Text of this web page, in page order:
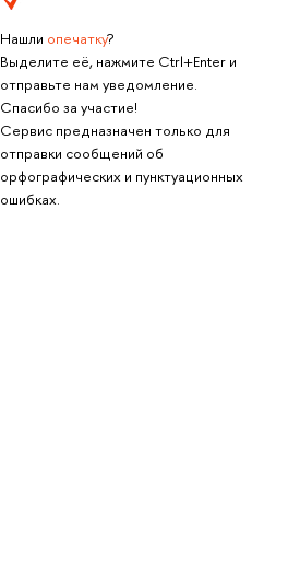
Нашли опечатку?
Выделите её, нажмите Ctrl+Enter и
отправьте нам уведомление.
Спасибо за участие!
Сервис предназначен только для
отправки сообщений об
орфографических и пунктуационных
ошибках.